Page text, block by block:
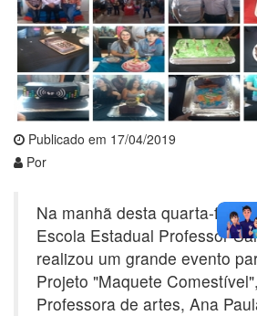
Publicado em 17/04/2019
Por
Na manhã desta quarta-feira,
Escola Estadual Professor
realizou um grande evento
Projeto "Maquete
Professora de artes, Ana